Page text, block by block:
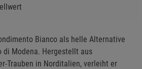
Bianco als helle Alternative
di Modena. Hergestellt aus
Trauben in Norditalien, verleiht er